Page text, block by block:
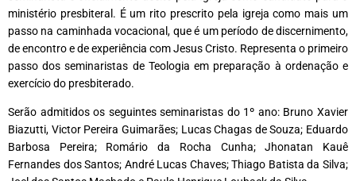
ministério presbiteral. É um rito prescrito pela igreja como mais um
passo na caminhada vocacional, que é um período de discernimento,
de encontro e de experiência com Jesus Cristo. Representa o primeiro
passo dos seminaristas de Teologia em preparação à ordenação e
exercício do presbiterado.
Serão admitidos os seguintes seminaristas do 1º ano: Bruno Xavier
Biazutti, Victor Pereira Guimarães; Lucas Chagas de Souza; Eduardo
Barbosa Pereira; Romário da Rocha Cunha; Jhonatan Kauê
Fernandes dos Santos; André Lucas Chaves; Thiago Batista da Silva;